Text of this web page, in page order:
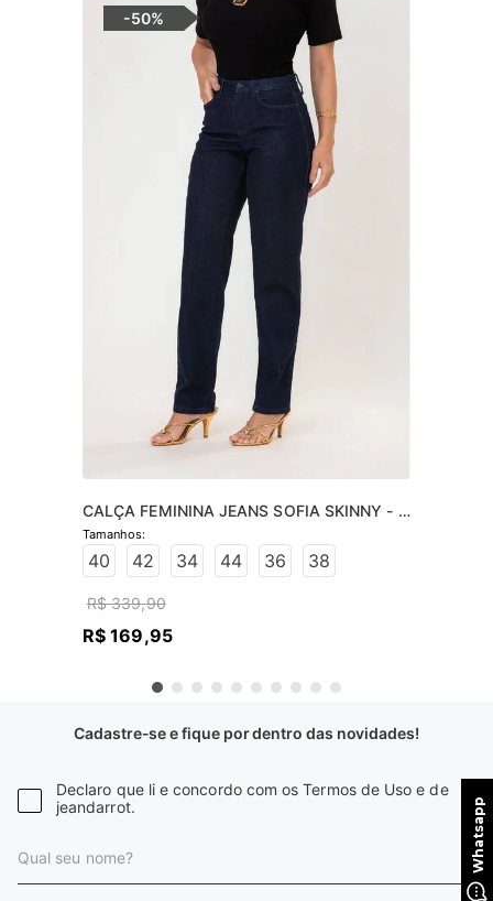
-50%
CALÇA FEMININA JEANS SOFIA SKINNY -
JEANS ESCURO
40 42 34 44 36 38
R$ 339,90
R$ 169,95
Cadastre-se e fique por dentro das novidades!
Declaro que li e concordo com os Termos de Uso e de
jeandarrot.